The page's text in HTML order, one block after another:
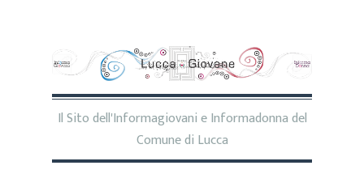
Il Sito dell'Informagiovani e Informadonna del
Comune di Lucca